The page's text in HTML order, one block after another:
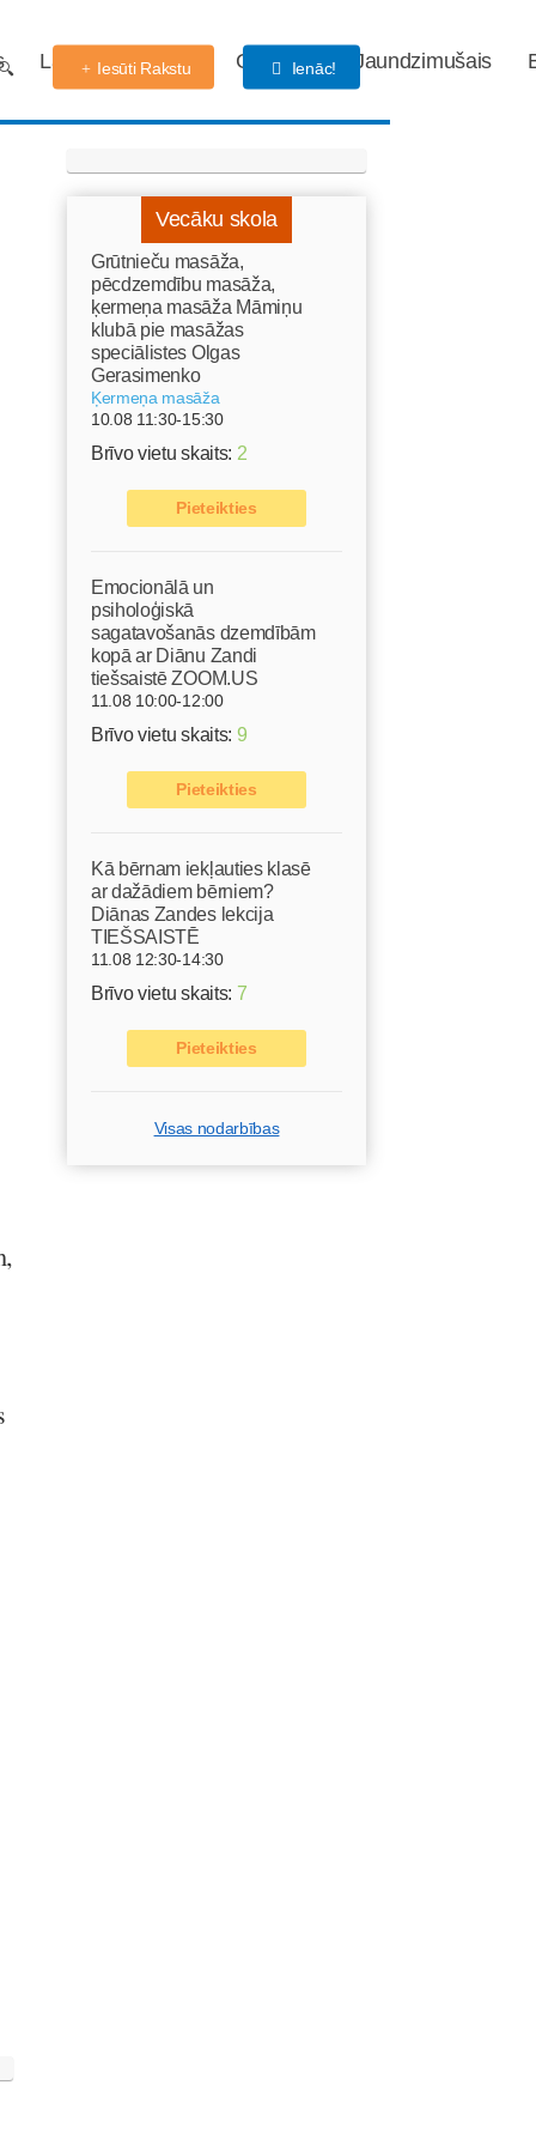
Labdarības fonds Gaidības Jaundzimušais
Iesūti Rakstu Ienāc!
Vecāku skola
Grūtnieču masāža,
pēcdzemdību masāža,
ķermeņa masāža Māmiņu
klubā pie masāžas
speciālistes Olgas
Gerasimenko
Ķermeņa masāža
10.08 11:30-15:30
Brīvo vietu skaits: 2
Pieteikties
Emocionālā un
psiholoģiskā
sagatavošanās dzemdībām
kopā ar Diānu Zandi
tiešsaistē ZOOM.US
11.08 10:00-12:00
Brīvo vietu skaits: 9
Pieteikties
Kā bērnam iekļauties klasē
ar dažādiem bērniem?
Diānas Zandes lekcija
TIEŠSAISTĒ
11.08 12:30-14:30
Brīvo vietu skaits: 7
Pieteikties
Visas nodarbības